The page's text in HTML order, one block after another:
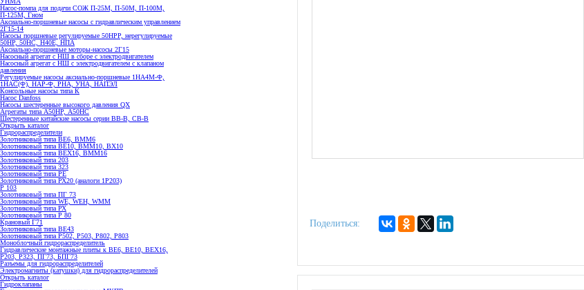
Насос-помпа для подачи СОЖ П-25М, П-50М, П-100М,
П-125М, Гном
Аксиально-поршневые насосы с гидравлическим управлением
2Г15-14
Насосы поршневые регулируемые 50НРР, нерегулируемые
50НР, 50НС, Н40Е, НПА
Аксиально-поршневые моторы-насосы 2Г15
Насосный агрегат с НШ в сборе с электродвигателем
Насосный агрегат с НШ с электродвигателем с клапаном
давления
Регулируемые насосы аксиально-поршневые 1НА4М-Ф,
1НАС(Ф), НАР-Ф, РНА, УНА, НАПЭЛ
Консольные насосы типа К
Насос Danfoss
Насосы шестеренные высокого давления QX
Агрегаты типа А50НР, А50НС
Шестеренные китайские насосы серии ВВ-В, СВ-В
Открыть каталог
Гидрораспределители
Золотниковый типа ВЕ6, ВММ6
Золотниковый типа BE10, ВММ10, ВХ10
Золотниковый типа ВЕХ16, ВММ16
Золотниковый типа 203
Золотниковый типа 323
Золотниковый типа РЕ
Золотниковый типа РХ20 (аналоги 1Р203)
Р 103
Золотниковый типа ПГ 73
Золотниковый типа WE, WEH, WMM
Золотниковый типа РХ
Золотниковый типа Р 80
Крановый Г71
Золотниковый типа BE43
Золотниковый типа Р502, Р503, Р802, Р803
Моноблочный гидрораспределитель
Гидравлические монтажные плиты к ВЕ6, ВЕ10, ВЕХ16,
Р203, Р323, ПГ73, БПГ73
Разъемы для гидрораспределителей
Электромагниты (катушки) для гидрораспределителей
Открыть каталог
Гидроклапаны
Поделиться: